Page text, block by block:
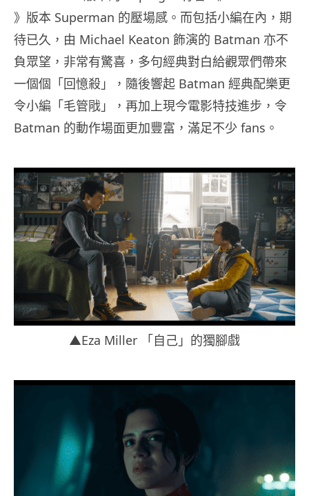
》版本 Superman 的壓場感。而包括小編在內，期
待已久，由 Michael Keaton 飾演的 Batman 亦不
負眾望，非常有驚喜，多句經典對白給觀眾們帶來
一個個「回憶殺」，隨後響起 Batman 經典配樂更
令小編「毛管戙」，再加上現今電影特技進步，令
Batman 的動作場面更加豐富，滿足不少 fans。
▲Eza Miller 「自己」的獨腳戲